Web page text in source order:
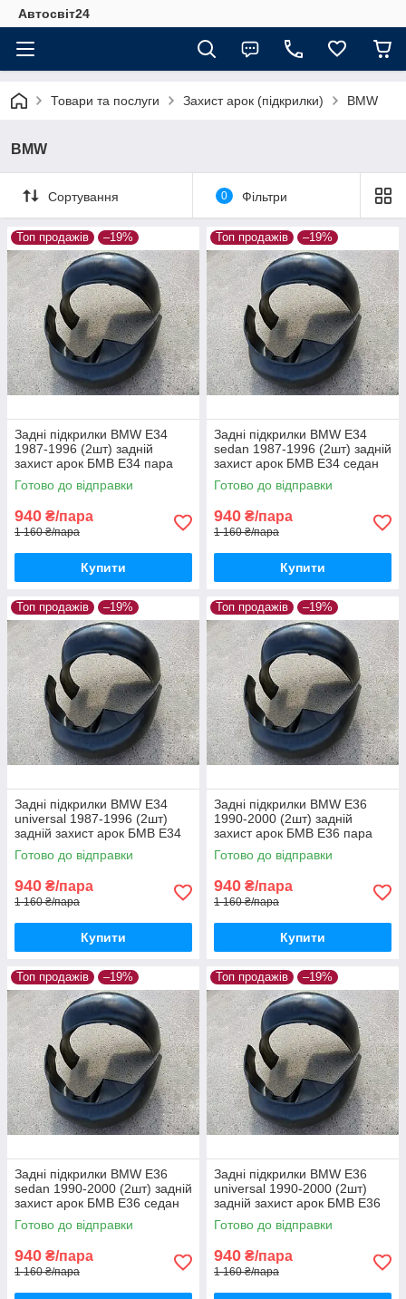
Автосвіт24
Товари та послуги Захист арок (підкрилки) BMW
BMW
Сортування 0 Фільтри
Топ продажів –19%
Задні підкрилки BMW E34
1987-1996 (2шт) задній
захист арок БМВ Е34 пара
задніх
Готово до відправки
940 ₴/пара
1 160 ₴/пара
Купити
Топ продажів –19%
Задні підкрилки BMW E34
sedan 1987-1996 (2шт) задній
захист арок БМВ Е34 седан
пара задніх
Готово до відправки
940 ₴/пара
1 160 ₴/пара
Купити
Топ продажів –19%
Задні підкрилки BMW E34
universal 1987-1996 (2шт)
задній захист арок БМВ Е34
універсал пара задніх
Готово до відправки
940 ₴/пара
1 160 ₴/пара
Купити
Топ продажів –19%
Задні підкрилки BMW E36
1990-2000 (2шт) задній
захист арок БМВ Е36 пара
задніх
Готово до відправки
940 ₴/пара
1 160 ₴/пара
Купити
Топ продажів –19%
Задні підкрилки BMW E36
sedan 1990-2000 (2шт) задній
захист арок БМВ Е36 седан
пара задніх
Готово до відправки
940 ₴/пара
1 160 ₴/пара
Топ продажів –19%
Задні підкрилки BMW E36
universal 1990-2000 (2шт)
задній захист арок БМВ Е36
універсал пара задніх
Готово до відправки
940 ₴/пара
1 160 ₴/пара